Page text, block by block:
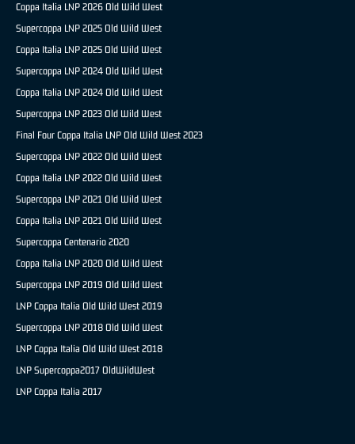
Coppa Italia LNP 2026 Old Wild West
Supercoppa LNP 2025 Old Wild West
Coppa Italia LNP 2025 Old Wild West
Supercoppa LNP 2024 Old Wild West
Coppa Italia LNP 2024 Old Wild West
Supercoppa LNP 2023 Old Wild West
Final Four Coppa Italia LNP Old Wild West 2023
Supercoppa LNP 2022 Old Wild West
Coppa Italia LNP 2022 Old Wild West
Supercoppa LNP 2021 Old Wild West
Coppa Italia LNP 2021 Old Wild West
Supercoppa Centenario 2020
Coppa Italia LNP 2020 Old Wild West
Supercoppa LNP 2019 Old Wild West
LNP Coppa Italia Old Wild West 2019
Supercoppa LNP 2018 Old Wild West
LNP Coppa Italia Old Wild West 2018
LNP Supercoppa2017 OldWildWest
LNP Coppa Italia 2017